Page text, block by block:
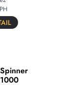
Spinner
1000